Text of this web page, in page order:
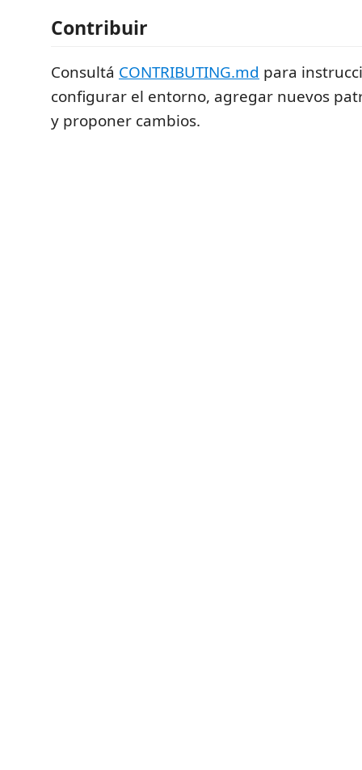
Contribuir
Consultá CONTRIBUTING.md para
configurar el entorno, agregar nuevos
y proponer cambios.